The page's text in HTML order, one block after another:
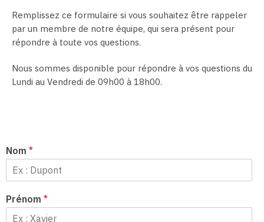
Remplissez ce formulaire si vous souhaitez être rappeler
par un membre de notre équipe, qui sera présent pour
répondre à toute vos questions.
Nous sommes disponible pour répondre à vos questions du
Lundi au Vendredi de 09h00 à 18h00.
Nom *
Prénom *